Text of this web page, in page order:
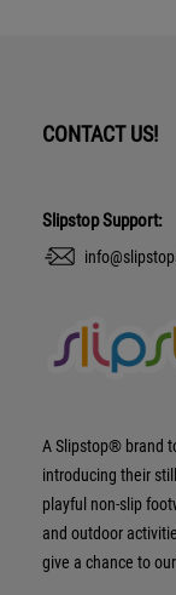
CONTACT US!
Slipstop Support:
A Slipstop® brand
introducing their
playful non-slip
and outdoor
give a chance to